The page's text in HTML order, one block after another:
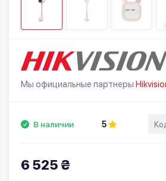
Мы официальные партнеры
В наличии 5
6 525 ₴